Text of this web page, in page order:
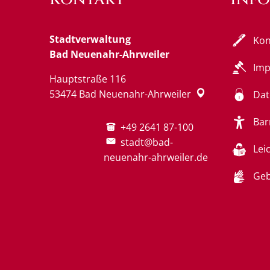
Stadtverwaltung
Bad Neuenahr-Ahrweiler
Hauptstraße 116
53474 Bad Neuenahr-Ahrweiler
+49 2641 87-100
stadt@bad-
neuenahr-ahrweiler.de